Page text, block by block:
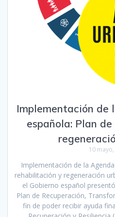
Implementación de
española: Plan
10 mayo,
Implementación de la
rehabilitación y regeneración
el Gobierno español
Plan de Recuperación,
fin de poder recibir ayuda